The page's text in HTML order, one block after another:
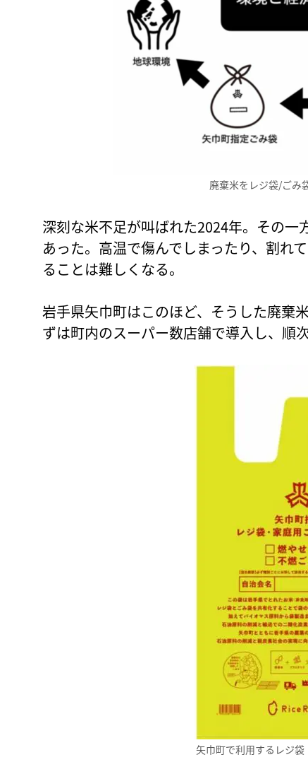
廃棄米をレジ袋/ごみ
深刻な米不足が叫ばれた2024年。その
あった。高温で傷んでしまったり、割れ
ることは難しくなる。
岩手県矢巾町はこのほど、そうした廃棄
ずは町内のスーパー数店舗で導入し、順
矢巾町で利用するレジ